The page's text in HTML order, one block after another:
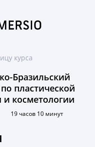
курса
Бразильский
пластической
и косметологии
19 часов 10 минут